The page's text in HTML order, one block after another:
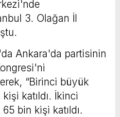
3. Olağan İl
Ankara'da partisinin
“Birinci büyük
katıldı. İkinci
bin kişi katıldı.